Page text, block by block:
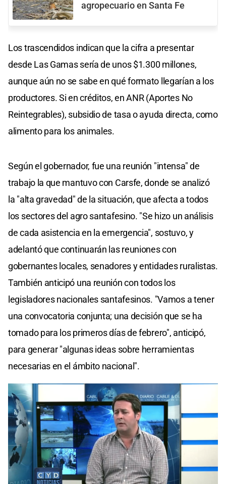
agropecuario en Santa Fe
Los trascendidos indican que la cifra a presentar
desde Las Gamas sería de unos $1.300 millones,
aunque aún no se sabe en qué formato llegarían a los
productores. Si en créditos, en ANR (Aportes No
Reintegrables), subsidio de tasa o ayuda directa, como
alimento para los animales.
Según el gobernador, fue una reunión "intensa" de
trabajo la que mantuvo con Carsfe, donde se analizó
la "alta gravedad" de la situación, que afecta a todos
los sectores del agro santafesino. "Se hizo un análisis
de cada asistencia en la emergencia", sostuvo, y
adelantó que continuarán las reuniones con
gobernantes locales, senadores y entidades ruralistas.
También anticipó una reunión con todos los
legisladores nacionales santafesinos. "Vamos a tener
una convocatoria conjunta; una decisión que se ha
tomado para los primeros días de febrero", anticipó,
para generar "algunas ideas sobre herramientas
necesarias en el ámbito nacional".